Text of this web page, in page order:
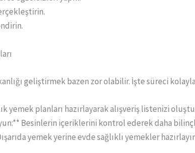
geliştirmek bazen zor olabilir. İşte süreci
yemek planları hazırlayarak alışveriş listenizi
Besinlerin içeriklerini kontrol ederek daha
yemek yerine evde sağlıklı yemekler